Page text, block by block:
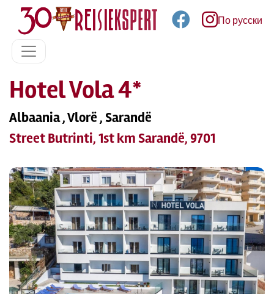
По русски
Hotel Vola 4*
Albaania , Vlorë , Sarandë
Street Butrinti, 1st km Sarandë, 9701